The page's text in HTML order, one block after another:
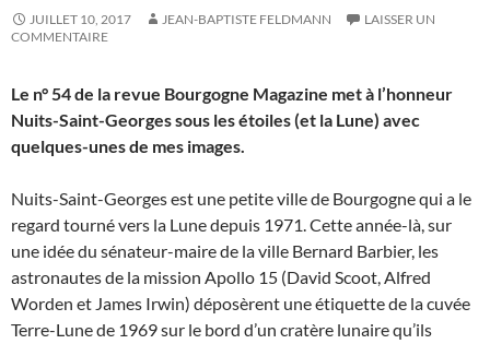
JUILLET 10, 2017 JEAN-BAPTISTE FELDMANN
LAISSER UN
COMMENTAIRE
Le n° 54 de la revue Bourgogne Magazine met à l’honneur
Nuits-Saint-Georges sous les étoiles (et la Lune) avec
quelques-unes de mes images.
Nuits-Saint-Georges est une petite ville de Bourgogne qui a le
regard tourné vers la Lune depuis 1971. Cette année-là, sur
une idée du sénateur-maire de la ville Bernard Barbier, les
astronautes de la mission Apollo 15 (David Scoot, Alfred
Worden et James Irwin) déposèrent une étiquette de la cuvée
Terre-Lune de 1969 sur le bord d’un cratère lunaire qu’ils